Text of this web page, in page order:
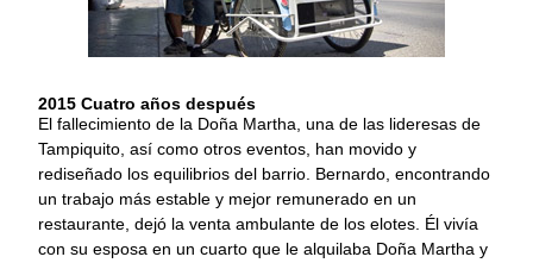
2015 Cuatro años después
El fallecimiento de la Doña Martha, una de las lideresas de
Tampiquito, así como otros eventos, han movido y
rediseñado los equilibrios del barrio. Bernardo, encontrando
un trabajo más estable y mejor remunerado en un
restaurante, dejó la venta ambulante de los elotes. Él vivía
con su esposa en un cuarto que le alquilaba Doña Martha y